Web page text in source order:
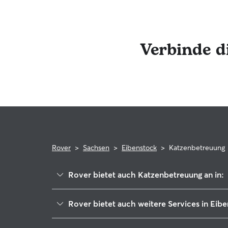
Verbinde
Rover > Sachsen > Eibenstock > Katzenbetreuung
Rover bietet auch Katzenbetreuung an in:
Rover bietet auch weitere Services in